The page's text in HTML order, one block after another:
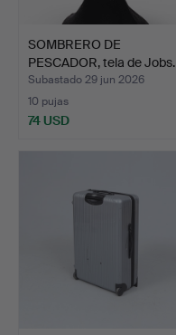
SOMBRERO DE
PESCADOR, tela de Jobs.
Subastado 29 jun 2026
10 pujas
74 USD